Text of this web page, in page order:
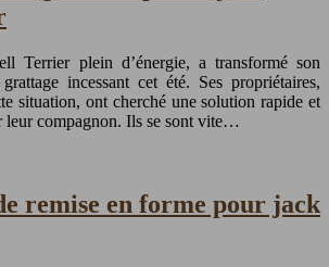
Terrier plein d’énergie, a transformé son
incessant cet été. Ses propriétaires,
situation, ont cherché une solution rapide et
leur compagnon. Ils se sont vite…
remise en forme pour jack